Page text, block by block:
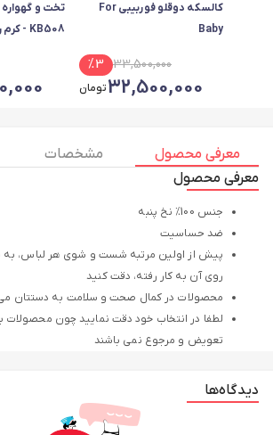
کالسکه دوقلو فوربیبی For
Baby
33,500,000
%3
32,500,000تومان
تخت و گهواره
KB508 - کرم روشن
معرفی محصول مشخصات
معرفی محصول
جنس 100% نخ پنبه
ضد حساسیت
پیش از اولین مرتبه شست و شوی هر لباس،
روی آن به کار رفته، دقت کنید
محصولات در کمال صحت و سلامت به دستتان
لطفا در انتخاب خود دقت نمایید چون محصولات
تعویض و مرجوع نمی باشند
تضمین کنند. بادی نوزادی نیلی با استفاده از
حساسیت تولید شده است تا از پوست لطیف
پارچه سبک و تنفس‌پذیر است و باعث می‌شود
دیدگاه‌ها